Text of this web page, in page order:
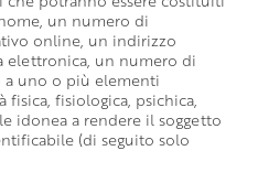
un numero di
online, un indirizzo
elettronica, un numero di
uno o più elementi
fisiologica, psichica,
idonea a rendere il soggetto
(di seguito solo